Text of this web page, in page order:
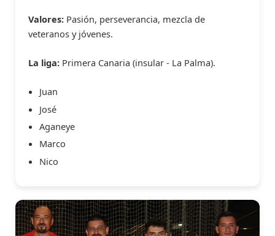
Valores: Pasión, perseverancia, mezcla de
veteranos y jóvenes.
La liga: Primera Canaria (insular - La Palma).
Juan
José
Aganeye
Marco
Nico